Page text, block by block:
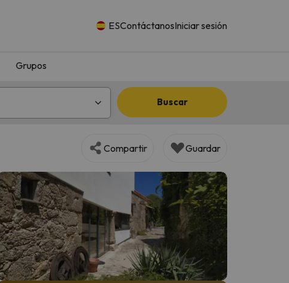
ESContáctanosIniciar sesión
Grupos
Buscar
Compartir Guardar